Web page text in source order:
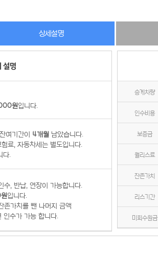
상세설명
원입니다.
여기간이 4개월 남았습니다.
료, 자동차세는 별도입니다.
다.
수, 반납, 연장이 가능합니다.
입니다.
존가치를 뺀 나머지 금액
인수가 가능 합니다.
승계차량
인수비용
보증금
월리스료
잔존가치
리스기간
미회수원금